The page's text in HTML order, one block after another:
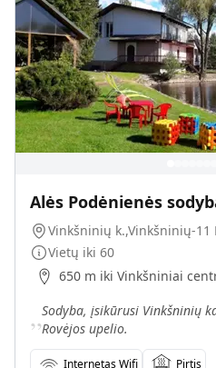
Alės Podėnienės
Vietų iki 60
650 m iki Vinkšniniai
„Sodyba, įsikūrusi Vinkšninių
Rovėjos upelio.
Internetas Wifi Pirtis